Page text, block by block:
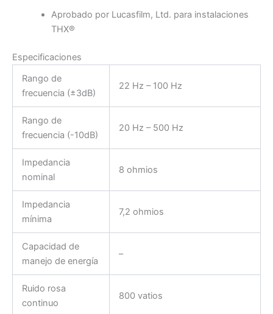
Aprobado por Lucasfilm, Ltd. para instalaciones
THX®
Especificaciones
Rango de
frecuencia (±3dB)
22 Hz – 100 Hz
Rango de
frecuencia (-10dB)
20 Hz – 500 Hz
Impedancia
nominal
8 ohmios
Impedancia
mínima
7,2 ohmios
Capacidad de
manejo de energía
–
Ruido rosa
continuo
800 vatios